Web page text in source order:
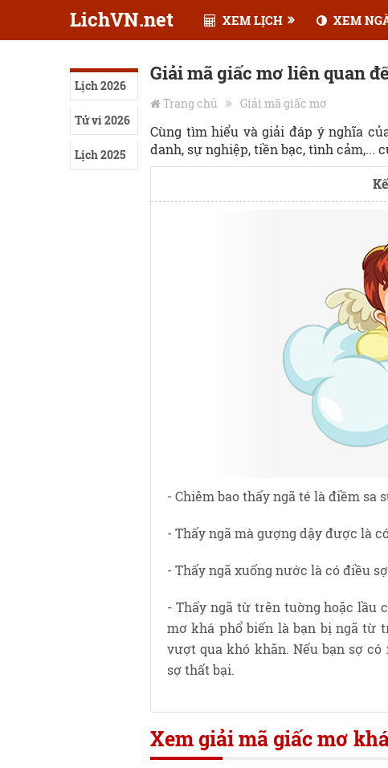
LichVN.net XEM LỊCH XEM
Lịch 2026
Tử vi 2026
Lịch 2025
Giải mã giấc mơ liên quan
Trang chủ Giải mã giấc mơ
Cùng tìm hiểu và giải đáp ý nghĩa
danh, sự nghiệp, tiền bạc, tình cảm,...
- Chiêm bao thấy ngã té là điềm sa
- Thấy ngã mà gượng dậy được là
- Thấy ngã xuống nước là có điều
- Thấy ngã từ trên tuờng hoặc lầu
mơ khá phổ biến là bạn bị ngã từ
vượt qua khó khăn. Nếu bạn sợ
sợ thất bại.
Xem giải mã giấc mơ